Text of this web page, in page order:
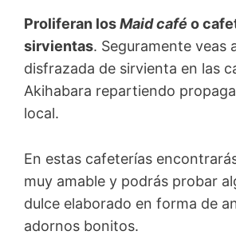
Proliferan losMaid café o
sirvientas. Seguramente veas
disfrazada de sirvienta en las
Akihabara repartiendo
local.
En estas cafeterías
muy amable y podrás probar
dulce elaborado en forma de
adornos bonitos.